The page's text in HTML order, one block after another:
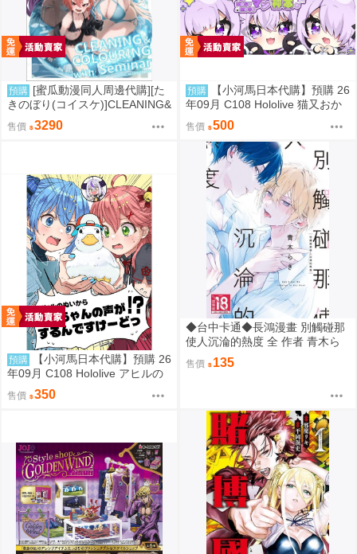
預購 [蜜瓜動漫同人周邊代購][た
きのぼり(コイスケ)]CLEANING&
COLOURING with Seminar メ
ロンブックス新刊セット【メロ
軸特典版)(同人誌)
售價 3290
預購
【小河馬日本代購】預購 26
年09月 C108 Hololive 猫又おか
ゆのMOGUMOGUマジ神本 繪
師:むーらん 神岡ちろる
售價 500
預購
【小河馬日本代購】預購 26
年09月 C108 Hololive アヒルの
ぬいからスバちゃんの声がする
んですけーどっ 繪師:MALINO
售價 350
◆台中卡通◆長鴻漫畫 別觸碰那
使人沉淪的熱度 全 作者 青木ら
き 送尼采書套
售價 135